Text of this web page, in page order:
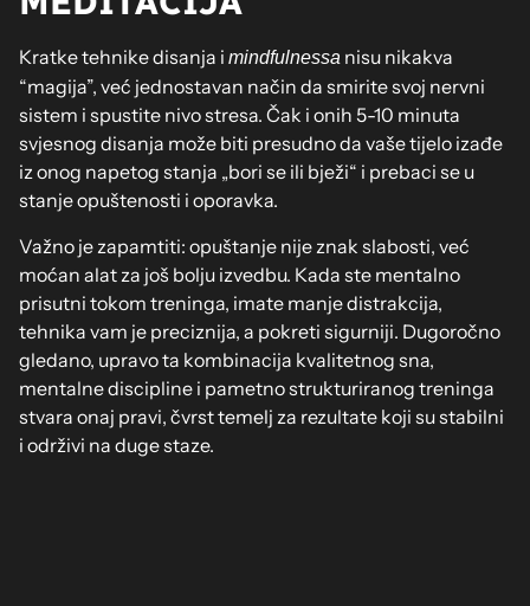
Kratke tehnike disanja i mindfulnessa nisu nikakva
“magija”, već jednostavan način da smirite svoj nervni
sistem i spustite nivo stresa. Čak i onih 5-10 minuta
svjesnog disanja može biti presudno da vaše tijelo izađe
iz onog napetog stanja „bori se ili bježi“ i prebaci se u
stanje opuštenosti i oporavka.
Važno je zapamtiti: opuštanje nije znak slabosti, već
moćan alat za još bolju izvedbu. Kada ste mentalno
prisutni tokom treninga, imate manje distrakcija,
tehnika vam je preciznija, a pokreti sigurniji. Dugoročno
gledano, upravo ta kombinacija kvalitetnog sna,
mentalne discipline i pametno strukturiranog treninga
stvara onaj pravi, čvrst temelj za rezultate koji su stabilni
i održivi na duge staze.